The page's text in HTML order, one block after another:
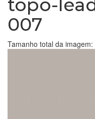
topo-
007
Tamanho total da imagem: